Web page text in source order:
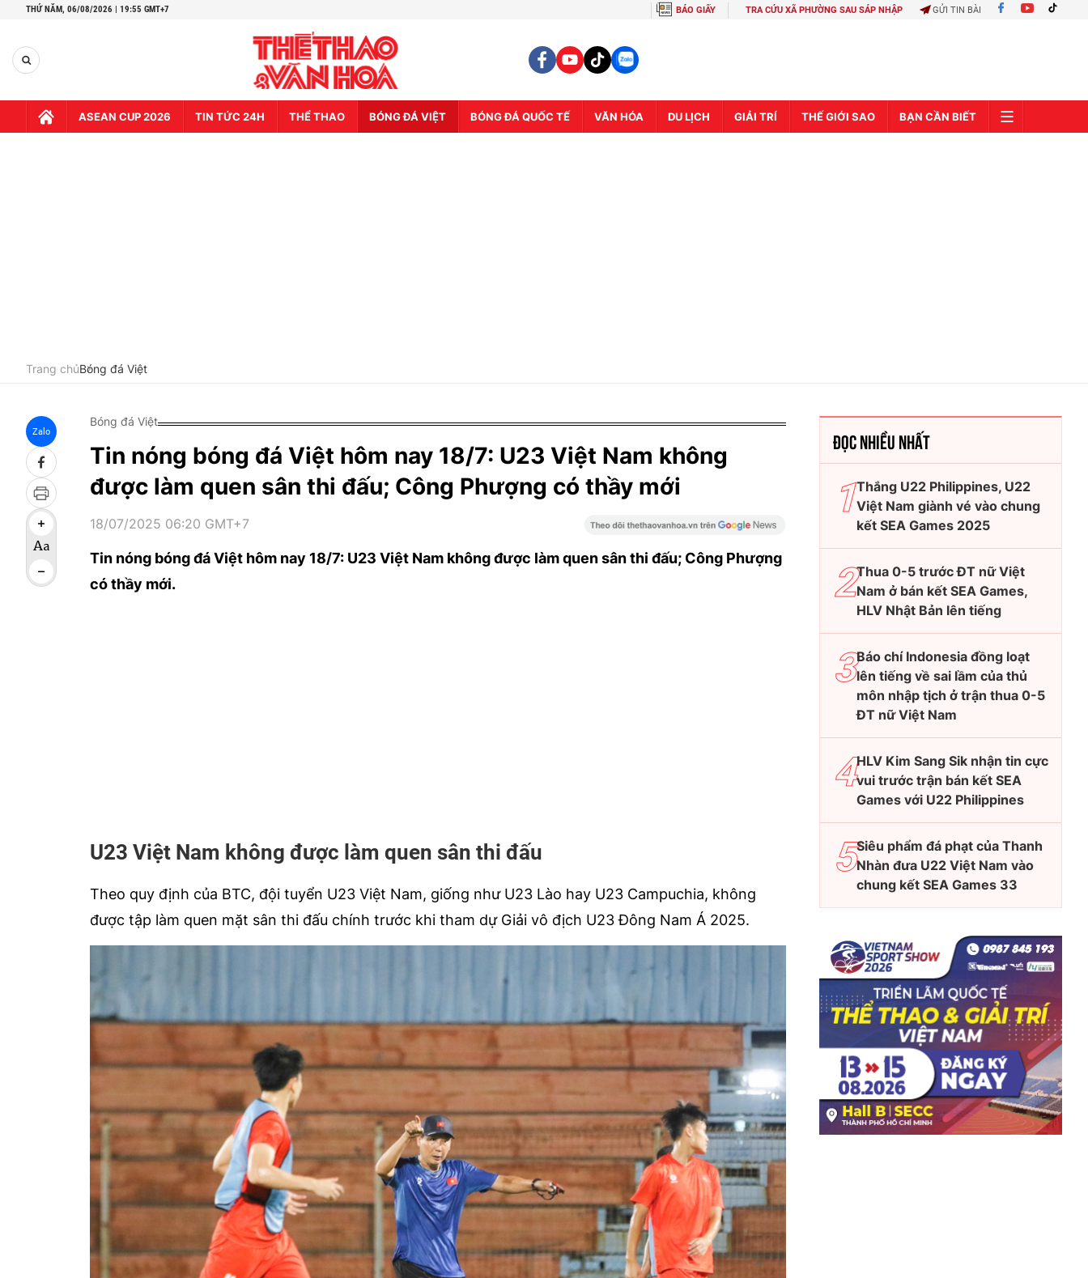
THỨ NĂM, 06/08/2026 | 19:55 GMT+7 BÁO GIẤY TRA CỨU XÃ PHƯỜNG SAU SÁP NHẬP GỬI TIN BÀI
ASEAN CUP 2026 TIN TỨC 24H THỂ THAO BÓNG ĐÁ VIỆT BÓNG ĐÁ QUỐC TẾ VĂN HÓA DU LỊCH GIẢI TRÍ THẾ GIỚI SAO BẠN CẦN BIẾT
Trang chủBóng đá Việt
Zalo
Bóng đá Việt
Tin nóng bóng đá Việt hôm nay 18/7: U23 Việt Nam không
được làm quen sân thi đấu; Công Phượng có thầy mới
18/07/2025 06:20 GMT+7
Tin nóng bóng đá Việt hôm nay 18/7: U23 Việt Nam không được làm quen sân thi đấu; Công Phượng
có thầy mới.
U23 Việt Nam không được làm quen sân thi đấu
Theo quy định của BTC, đội tuyển U23 Việt Nam, giống như U23 Lào hay U23 Campuchia, không
được tập làm quen mặt sân thi đấu chính trước khi tham dự Giải vô địch U23 Đông Nam Á 2025.
ĐỌC NHIỀU NHẤT
Thắng U22 Philippines, U22
Việt Nam giành vé vào chung
kết SEA Games 2025
Thua 0-5 trước ĐT nữ Việt
Nam ở bán kết SEA Games,
HLV Nhật Bản lên tiếng
Báo chí Indonesia đồng loạt
lên tiếng về sai lầm của thủ
môn nhập tịch ở trận thua 0-5
ĐT nữ Việt Nam
HLV Kim Sang Sik nhận tin cực
vui trước trận bán kết SEA
Games với U22 Philippines
Siêu phẩm đá phạt của Thanh
Nhàn đưa U22 Việt Nam vào
chung kết SEA Games 33